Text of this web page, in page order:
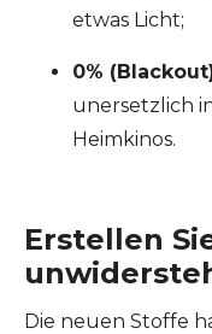
etwas Licht;
0%
unersetzlich
Heimkinos.
Erstellen
Die neuen Stoffe